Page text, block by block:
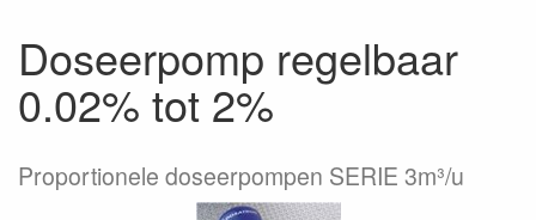
Doseerpomp regelbaar
0.02% tot 2%
Proportionele doseerpompen SERIE 3m³/u